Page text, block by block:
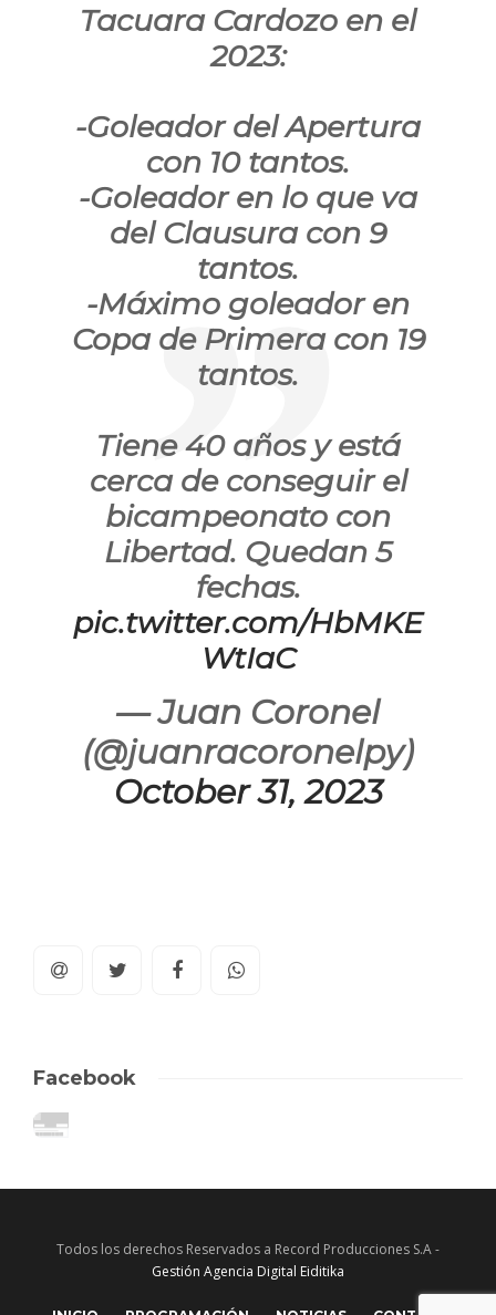
Tacuara Cardozo en el
2023:
-Goleador del Apertura
con 10 tantos.
-Goleador en lo que va
del Clausura con 9
tantos.
-Máximo goleador en
Copa de Primera con 19
tantos.
Tiene 40 años y está
cerca de conseguir el
bicampeonato con
Libertad. Quedan 5
fechas.
pic.twitter.com/HbMKE
WtIaC
— Juan Coronel
(@juanracoronelpy)
October 31, 2023
Facebook
Todos los derechos Reservados a Record Producciones S.A -
Gestión Agencia Digital Eiditika